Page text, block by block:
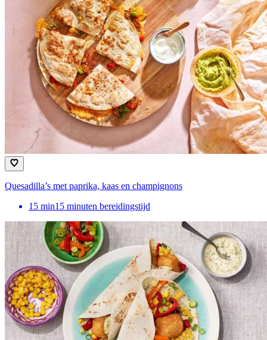
Quesadilla’s met paprika, kaas en champignons
15 min15 minuten bereidingstijd